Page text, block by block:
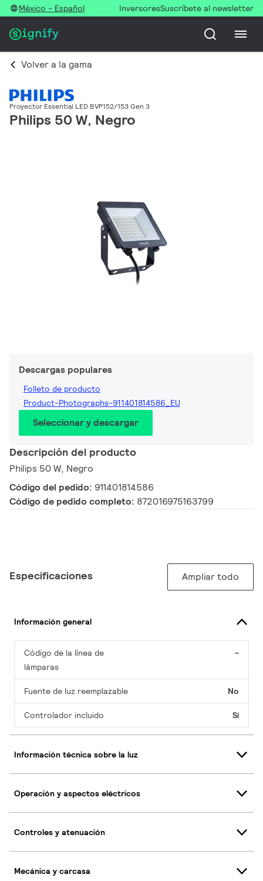
México - Español InversoresSuscríbete al newsletter
Volver a la gama
Proyector Essential LED BVP152/153 Gen 3
Philips 50 W, Negro
Descargas populares
Folleto de producto
Product-Photographs-911401814586_EU
Seleccionar y descargar
Descripción del producto
Philips 50 W, Negro
Código del pedido: 911401814586
Código de pedido completo: 872016975163799
Especificaciones Ampliar todo
Información general
Código de la línea de
lámparas
-
Fuente de luz reemplazable No
Controlador incluido Sí
Información técnica sobre la luz
Operación y aspectos eléctricos
Controles y atenuación
Mecánica y carcasa